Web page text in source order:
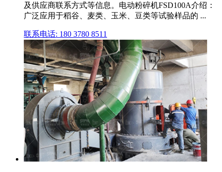
及供应商联系方式等信息。电动粉碎机FSD100A介绍：
广泛应用于稻谷、麦类、玉米、豆类等试验样品的 ...
联系电话: 180 3780 8511